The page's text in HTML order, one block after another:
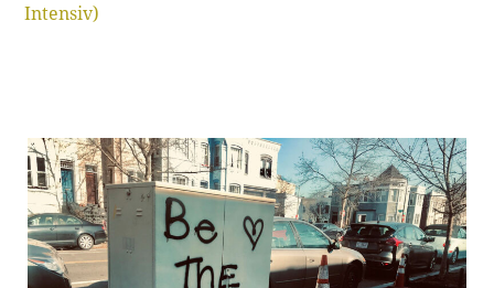
Intensiv)
Kontakt
Blackboard
Bibliothek
Presse